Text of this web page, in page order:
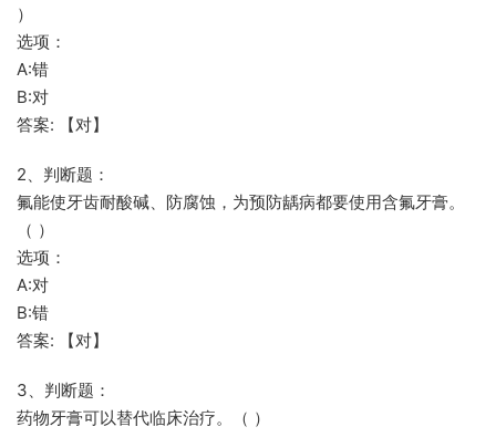
）
选项：
A:错
B:对
答案: 【对】
2、判断题：
氟能使牙齿耐酸碱、防腐蚀，为预防龋病都要使用含氟牙膏。
（ ）
选项：
A:对
B:错
答案: 【对】
3、判断题：
药物牙膏可以替代临床治疗。（ ）